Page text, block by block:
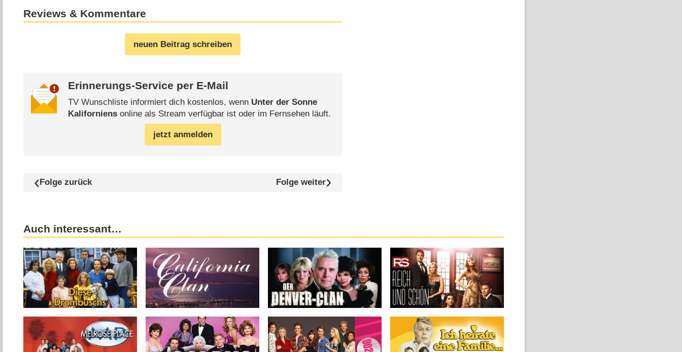
Reviews & Kommentare
neuen Beitrag schreiben
Erinnerungs-Service per E-Mail
TV Wunschliste informiert dich kostenlos, wenn Unter der Sonne
Kaliforniensonline als Stream verfügbar ist oder im Fernsehen läuft.
jetzt anmelden
Folge zurück Folge weiter
Auch interessant…